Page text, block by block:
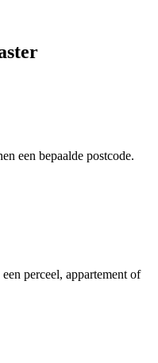
een bepaalde postcode.
perceel, appartement of